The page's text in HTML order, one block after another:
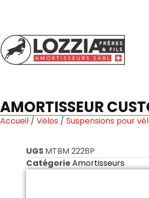
AMORTISSEUR
Accueil / Vélos / Suspensions pour
UGS MTBM 2228P
CatégorieAmortisseurs